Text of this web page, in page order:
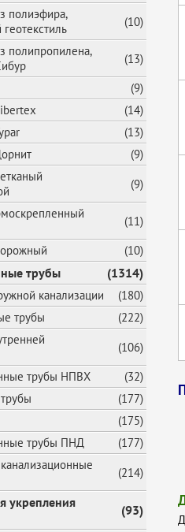
полиэфира,
(10)
полипропилена,
(13)
(9)
(14)
(13)
(9)
(9)
(11)
(10)
трубы (1314)
канализации
(180)
трубы
(222)
(106)
трубы НПВХ
(32)
(177)
(175)
трубы ПНД
(177)
(214)
укрепления
(93)